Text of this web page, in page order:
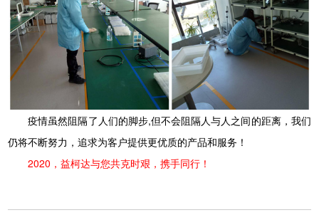
疫情虽然阻隔了人们的脚步,但不会阻隔人与人之间的距离，我们
仍将不断努力，追求为客户提供更优质的产品和服务！
2020，益柯达与您共克时艰，携手同行！